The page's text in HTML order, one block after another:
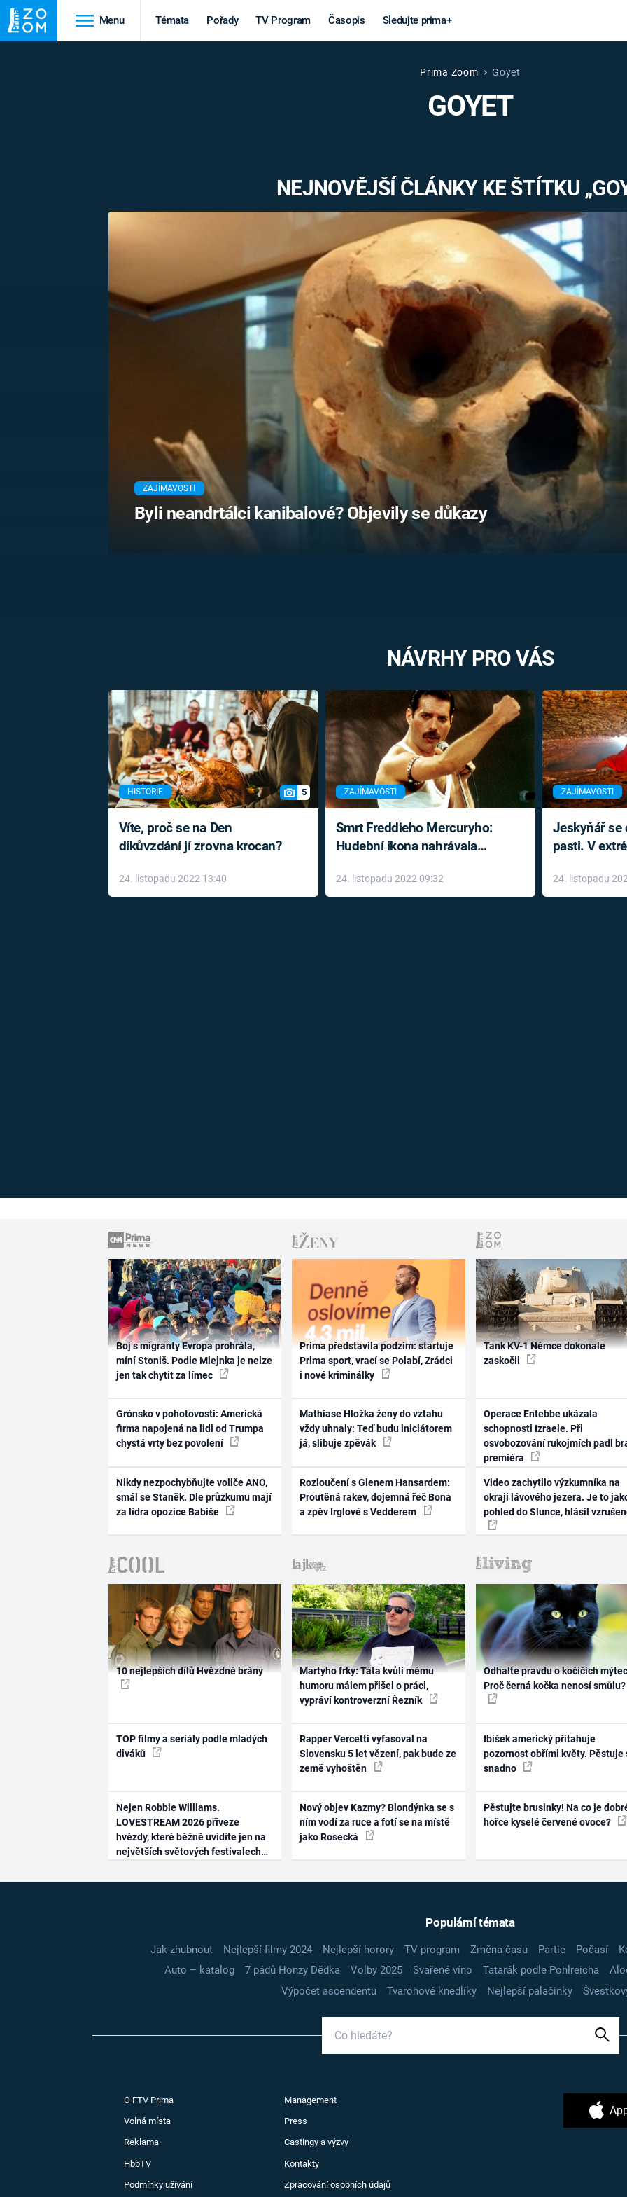
Menu Témata Pořady TV Program Časopis Sledujte prima+
STAROVĚKÝ EGYPT
Věda a
technika
MARS
VÁLEČNÉ
světová válka
Výročí
MARIE TEREZIE
NAPOLEON
Záhady a
konspirace
MIMOZEMŠŤANÉ
UTAJENÉ PŘÍBĚHY
ČESKÝCH DĚJIN
ALTERNATIVNÍ
HISTORIE
FILMY
REALITA
HORORY
OPTICKÉ
KLAMY
Prima Zoom Goyet
GOYET
NEJNOVĚJŠÍ ČLÁNKY KE ŠTÍTKU
ZAJÍMAVOSTI
Byli neandrtálci kanibalové? Objevily se důkazy
NÁVRHY PRO VÁS
HISTORIE 5
Víte, proč se na Den
díkůvzdání jí zrovna krocan?
24. listopadu 2022 13:40
ZAJÍMAVOSTI
Smrt Freddieho Mercuryho:
Hudební ikona nahrávala
léky
24. listopadu 2022 09:32
ZAJÍMAVOSTI
Jeskyňář se
pasti. V
24. listopadu
Boj s migranty Evropa prohrála,
míní Stoniš. Podle Mlejnka je nelze
jen tak chytit za límec
Grónsko v pohotovosti: Americká
firma napojená na lidi od Trumpa
chystá vrty bez povolení
Nikdy nezpochybňujte voliče ANO,
smál se Staněk. Dle průzkumu mají
za lídra opozice Babiše
Prima představila podzim: startuje
Prima sport, vrací se Polabí, Zrádci
i nové kriminálky
Mathiase Hložka ženy do vztahu
vždy uhnaly: Teď budu iniciátorem
já, slibuje zpěvák
Rozloučení s Glenem Hansardem:
Proutěná rakev, dojemná řeč Bona
a zpěv Irglové s Vedderem
Tank KV-1 Němce dokonale
zaskočil
Operace Entebbe ukázala
schopnosti Izraele. Při
osvobozování rukojmích padl
premiéra
Video zachytilo výzkumníka na
okraji lávového jezera. Je to
pohled do Slunce, hlásil
10 nejlepších dílů Hvězdné brány
TOP filmy a seriály podle mladých
diváků
Nejen Robbie Williams.
LOVESTREAM 2026 přiveze
hvězdy, které běžně uvidíte jen na
největších světových festivalech
Martyho frky: Táta kvůli mému
humoru málem přišel o práci,
vypráví kontroverzní Řezník
Rapper Vercetti vyfasoval na
Slovensku 5 let vězení, pak bude ze
země vyhoštěn
Nový objev Kazmy? Blondýnka se s
ním vodí za ruce a fotí se na místě
jako Rosecká
Odhalte pravdu o kočičích
Proč černá kočka nenosí smůlu?
Ibišek americký přitahuje
pozornost obřími květy. Pěstuje
snadno
Pěstujte brusinky! Na co je
hořce kyselé červené ovoce?
Populární témata
Jak zhubnout Nejlepší filmy 2024 Nejlepší horory TV program Změna času Partie Počasí
Auto – katalog
7 pádů Honzy Dědka Volby 2025 Svařené víno Tatarák podle Pohlreicha
Výpočet ascendentu
Tvarohové knedlíky Nejlepší palačinky
O FTV Prima Management
Volná místa Press
Reklama Castingy a výzvy
HbbTV Kontakty
Podmínky užívání Zpracování osobních údajů